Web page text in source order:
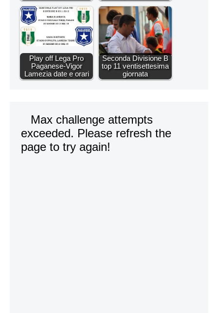
Play off Lega Pro
Paganese-Vigor
Lamezia date e orari
Seconda Divisione B
top 11 ventisettesima
giornata